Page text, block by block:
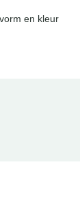
en kleur